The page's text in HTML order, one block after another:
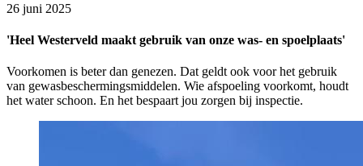
26 juni 2025
'Heel Westerveld maakt gebruik van onze was- en spoelplaats'
Voorkomen is beter dan genezen. Dat geldt ook voor het gebruik
van gewasbeschermingsmiddelen. Wie afspoeling voorkomt, houdt
het water schoon. En het bespaart jou zorgen bij inspectie.